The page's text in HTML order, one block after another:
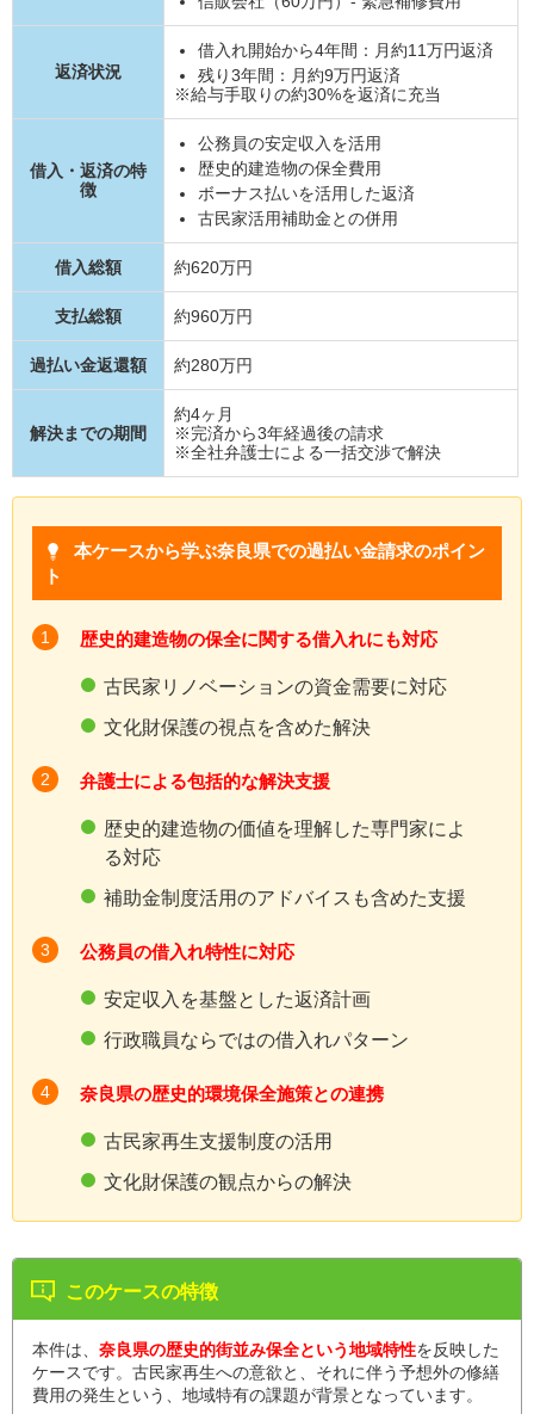
返済状況
借入れ開始から4年間：月約11万円返済
残り3年間：月約9万円返済
※給与手取りの約30%を返済に充当
借入・返済の特
徴
公務員の安定収入を活用
歴史的建造物の保全費用
ボーナス払いを活用した返済
古民家活用補助金との併用
借入総額 約620万円
支払総額 約960万円
過払い金返還額 約280万円
解決までの期間
約4ヶ月
※完済から3年経過後の請求
※全社弁護士による一括交渉で解決
本ケースから学ぶ奈良県での過払い金請求のポイン
ト
歴史的建造物の保全に関する借入れにも対応
古民家リノベーションの資金需要に対応
文化財保護の視点を含めた解決
弁護士による包括的な解決支援
歴史的建造物の価値を理解した専門家によ
る対応
補助金制度活用のアドバイスも含めた支援
公務員の借入れ特性に対応
安定収入を基盤とした返済計画
行政職員ならではの借入れパターン
奈良県の歴史的環境保全施策との連携
古民家再生支援制度の活用
文化財保護の観点からの解決
このケースの特徴
本件は、 奈良県の歴史的街並み保全という地域特性を反映した
ケースです。古民家再生への意欲と、それに伴う予想外の修繕
費用の発生という、地域特有の課題が背景となっています。